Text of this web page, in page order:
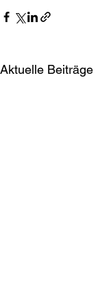
Aktuelle Beiträge